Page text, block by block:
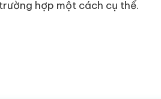
hợp một cách cụ thể.